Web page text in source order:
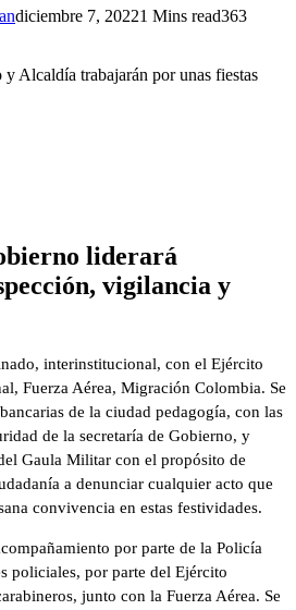
diciembre 7, 20221 Mins read363
Alcaldía trabajarán por unas fiestas
liderará
vigilancia y
interinstitucional, con el Ejército
Fuerza Aérea, Migración Colombia. Se
de la ciudad pedagogía, con las
de la secretaría de Gobierno, y
Gaula Militar con el propósito de
a denunciar cualquier acto que
convivencia en estas festividades.
por parte de la Policía
policiales, por parte del Ejército
junto con la Fuerza Aérea. Se